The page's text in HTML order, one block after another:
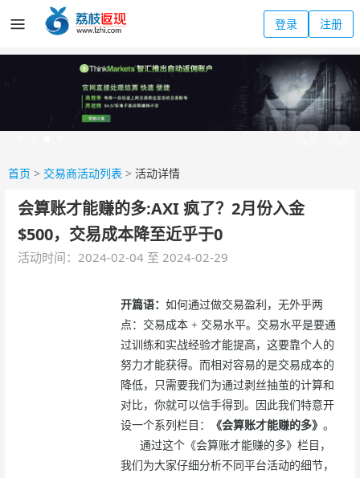
登录 注册
首页 > 交易商活动列表 > 活动详情
会算账才能赚的多:AXI 疯了？2月份入金
$500，交易成本降至近乎于0
活动时间：2024-02-04 至 2024-02-29
开篇语： 如何通过做交易盈利，无外乎两
点：交易成本 + 交易水平。交易水平是要通
过训练和实战经验才能提高，这要靠个人的
努力才能获得。而相对容易的是交易成本的
降低，只需要我们为通过剥丝抽茧的计算和
对比，你就可以信手得到。因此我们特意开
设一个系列栏目：
《会算账才能赚的多》 。
通过这个《会算账才能赚的多》栏目，
我们为大家仔细分析不同平台活动的细节，